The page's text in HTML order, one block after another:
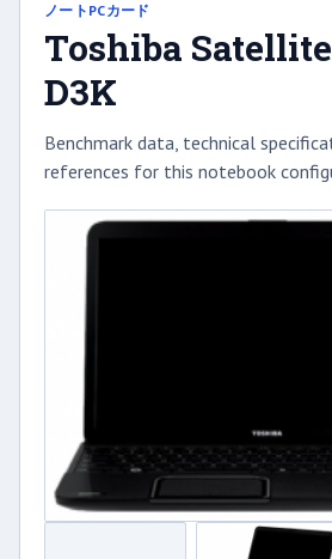
ノートPCカード
Toshiba
D3K
Benchmark data, technical
references for this notebook